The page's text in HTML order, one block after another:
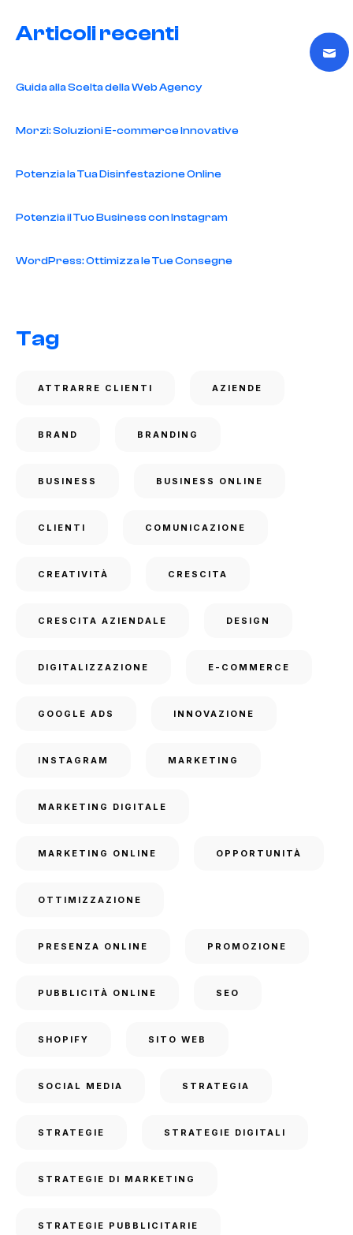
Articoli recenti
Guida alla Scelta della Web Agency
Morzi: Soluzioni E-commerce Innovative
Potenzia la Tua Disinfestazione Online
Potenzia il Tuo Business con Instagram
WordPress: Ottimizza le Tue Consegne
Tag
ATTRARRE CLIENTI AZIENDE
BRAND BRANDING
BUSINESS BUSINESS ONLINE
CLIENTI COMUNICAZIONE
CREATIVITÀ CRESCITA
CRESCITA AZIENDALE DESIGN
DIGITALIZZAZIONE E-COMMERCE
GOOGLE ADS INNOVAZIONE
INSTAGRAM MARKETING
MARKETING DIGITALE
MARKETING ONLINE OPPORTUNITÀ
OTTIMIZZAZIONE
PRESENZA ONLINE PROMOZIONE
PUBBLICITÀ ONLINE SEO
SHOPIFY SITO WEB
SOCIAL MEDIA STRATEGIA
STRATEGIE STRATEGIE DIGITALI
STRATEGIE DI MARKETING
STRATEGIE PUBBLICITARIE